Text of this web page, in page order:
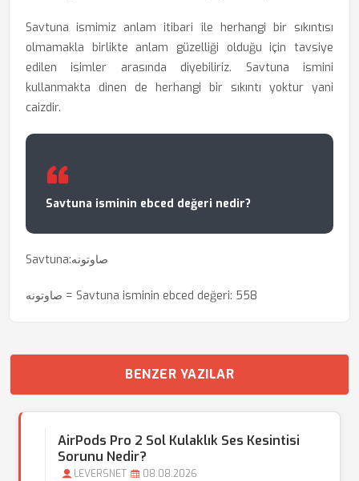
Savtuna ismimiz anlam itibari ile herhangi bir sıkıntısı
olmamakla birlikte anlam güzelliği olduğu için tavsiye
edilen isimler arasında diyebiliriz. Savtuna ismini
kullanmakta dinen de herhangi bir sıkıntı yoktur yani
caizdir.
Savtuna isminin ebced değeri nedir?
Savtuna:صاوتونه
صاوتونه = Savtuna isminin ebced değeri: 558
BENZER YAZILAR
AirPods Pro 2 Sol Kulaklık Ses Kesintisi
Sorunu Nedir?
LEVERSNET 08.08.2026